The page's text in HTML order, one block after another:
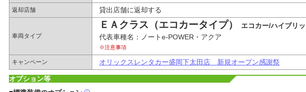
返却店舗 貸出店舗に返却する
車両タイプ
ＥＡクラス（エコカータイプ）
エコカー/ハイブリ
代表車種名：ノートe-POWER・アクア
※注意事項
キャンペーン オリックスレンタカー盛岡下太田店 新規オープン感謝祭
オプション等